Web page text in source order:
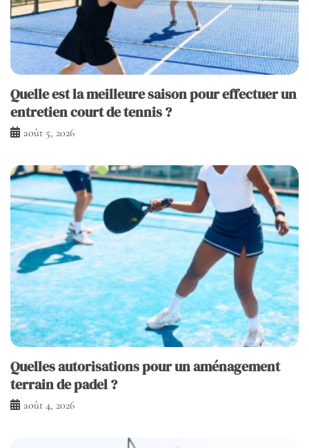
Quelle est la meilleure saison pour effectuer un
entretien court de tennis ?
août 5, 2026
Quelles autorisations pour un aménagement
terrain de padel ?
août 4, 2026